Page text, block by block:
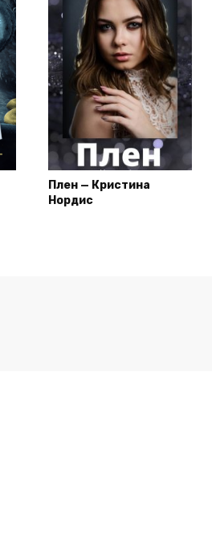
Плен — Кристина
Нордис